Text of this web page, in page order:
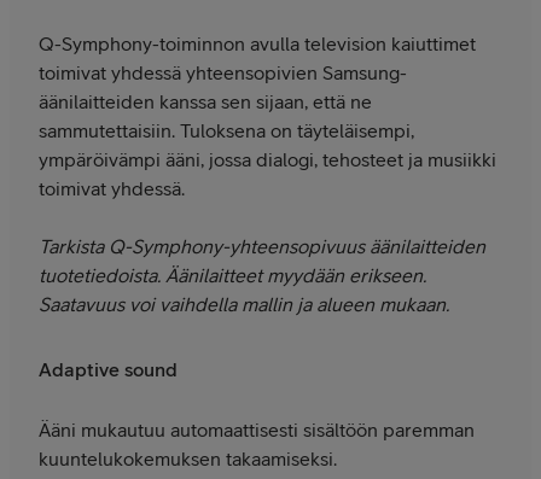
Q-Symphony-toiminnon avulla television kaiuttimet
toimivat yhdessä yhteensopivien Samsung-
äänilaitteiden kanssa sen sijaan, että ne
sammutettaisiin. Tuloksena on täyteläisempi,
ympäröivämpi ääni, jossa dialogi, tehosteet ja musiikki
toimivat yhdessä.
Tarkista Q-Symphony-yhteensopivuus äänilaitteiden
tuotetiedoista. Äänilaitteet myydään erikseen.
Saatavuus voi vaihdella mallin ja alueen mukaan.
Adaptive sound
Ääni mukautuu automaattisesti sisältöön paremman
kuuntelukokemuksen takaamiseksi.